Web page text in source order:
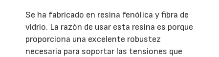
Se ha fabricado en resina fenólica y fibra de
vidrio. La razón de usar esta resina es porque
proporciona una excelente robustez
necesaria para soportar las tensiones que